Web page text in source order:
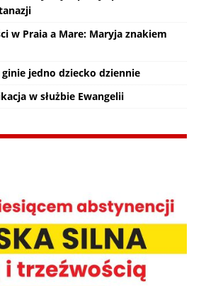
w Praia a Mare: Maryja znakiem
jedno dziecko dziennie
w służbie Ewangelii